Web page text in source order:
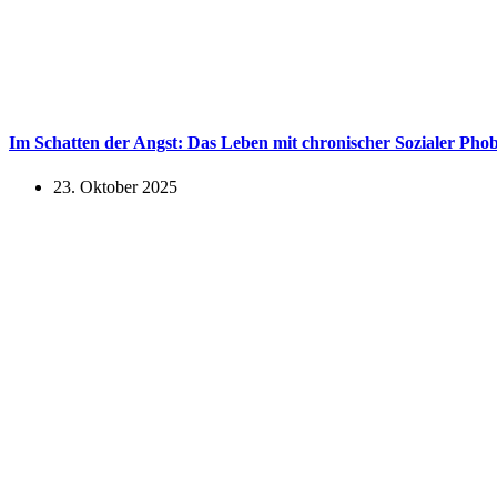
Im Schatten der Angst: Das Leben mit chronischer Sozialer
23. Oktober 2025